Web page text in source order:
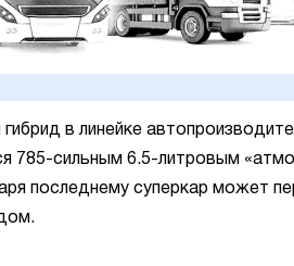
в линейке
785-сильным 6.5-литровым
последнему суперкар может